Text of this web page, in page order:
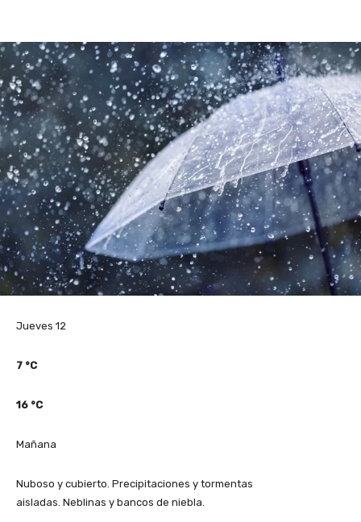
Jueves 12
7 °C
16 °C
Mañana
Nuboso y cubierto. Precipitaciones y tormentas
aisladas. Neblinas y bancos de niebla.